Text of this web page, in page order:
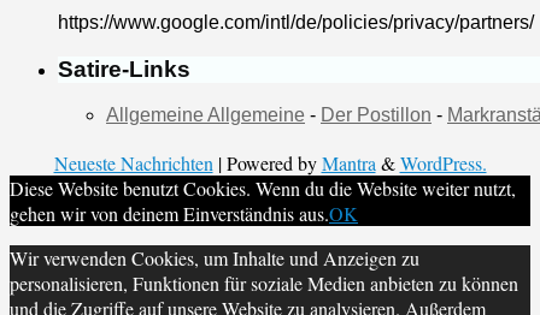
https://www.google.com/intl/de/policies/privacy/partners/
Satire-Links
Allgemeine Allgemeine - Der Postillon -
Neueste Nachrichten| Powered byMantra&WordPress.
Diese Website benutzt Cookies. Wenn du die Website weiter nutzt,
gehen wir von deinem Einverständnis aus.OK
Wir verwenden Cookies, um Inhalte und Anzeigen zu
personalisieren, Funktionen für soziale Medien anbieten zu können
und die Zugriffe auf unsere Website zu analysieren. Außerdem